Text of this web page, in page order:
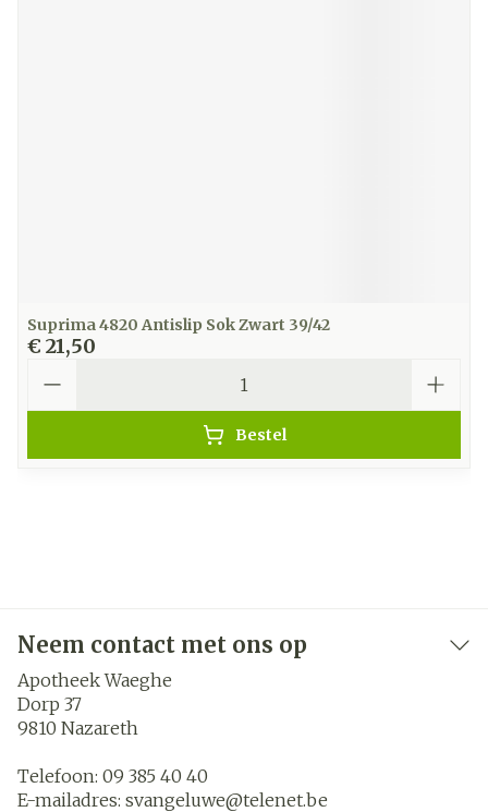
Suprima 4820 Antislip Sok Zwart 39/42
€ 21,50
Bestel
Neem contact met ons op
Apotheek Waeghe
Dorp 37
9810 Nazareth
Telefoon: 09 385 40 40
E-mailadres: svangeluwe@telenet.be